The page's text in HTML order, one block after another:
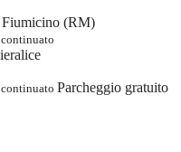
(RM)
Parcheggio gratuito